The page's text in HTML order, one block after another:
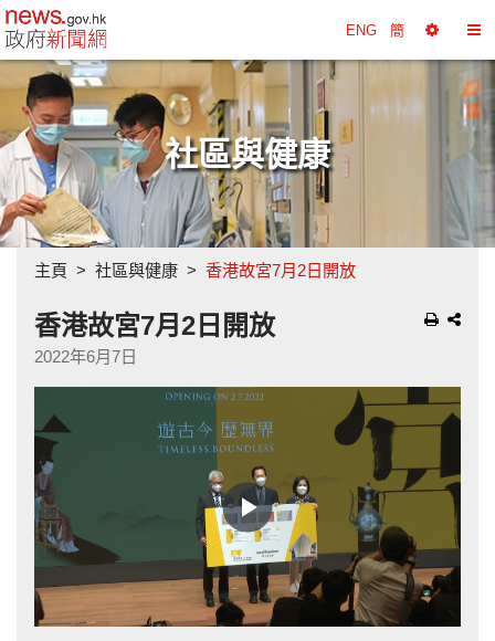
政府新聞網主頁 ENG 簡
擇
換
目
錄
社區與健康
主頁 社區與健康 香港故宮7月2日開放
香港故宮7月2日開放
2022年6月7日
Play
Video